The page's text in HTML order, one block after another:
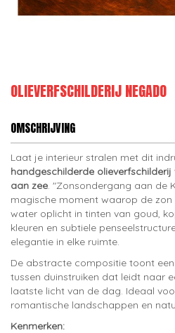
OLIEVERFSCHILDERIJ NEGADO
OMSCHRIJVING
Laat je interieur stralen met dit
handgeschilderde
aan zee. "Zonsondergang aan de
magische moment waarop de zon
water oplicht in tinten van goud,
kleuren en subtiele
elegantie in elke ruimte.
De abstracte compositie toont
tussen duinstruiken dat leidt naar
laatste licht van de dag. Ideaal
romantische landschappen en
Kenmerken: